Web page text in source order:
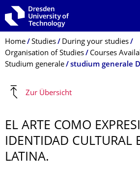
Skip to main navigation
Skip to search
Skip to content
Breadcrumb Menu
Home Studies
During your studies
Organisation of Studies
Courses
Studium generale
studium generale
Zur Übersicht
EL ARTE COMO
IDENTIDAD CULTURAL
LATINA.